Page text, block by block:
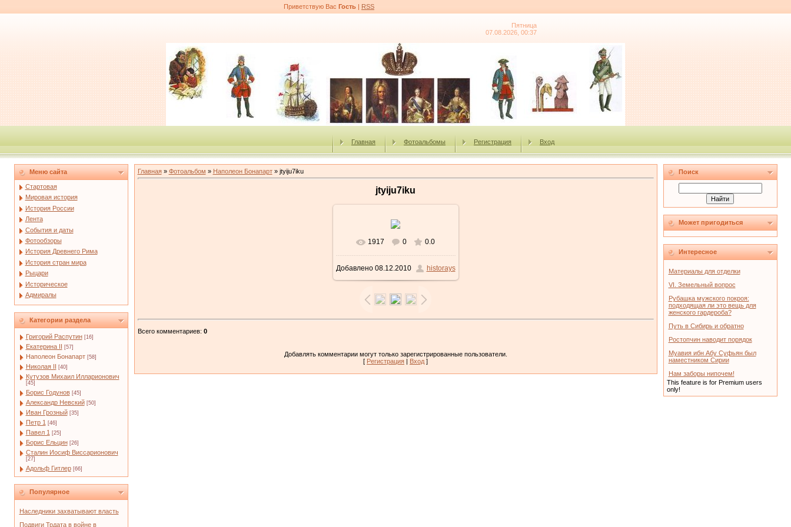
Приветствую Вас Гость | RSS
Пятница
07.08.2026, 00:37
Главная Фотоальбомы Регистрация Вход
Меню сайта
Стартовая
Мировая история
История России
Лента
События и даты
Фотообзоры
История Древнего Рима
История стран мира
Рыцари
Историческое
Адмиралы
Категории раздела
Григорий Распутин [16]
Екатерина II [57]
Наполеон Бонапарт [58]
Николая II [40]
Кутузов Михаил Илларионович
[45]
Борис Годунов [45]
Александр Невский [50]
Иван Грозный [35]
Петр 1 [46]
Павел 1 [25]
Борис Ельцин [26]
Сталин Иосиф Виссарионович
[27]
Адольф Гитлер [66]
Популярное
Наследники захватывают власть
Подвиги Трдата в войне в
Главная» Фотоальбом » Наполеон Бонапарт» jtyiju7iku
jtyiju7iku
1917 0 0.0
Добавлено08.12.2010 historays
Всего комментариев: 0
Добавлять комментарии могут только зарегистрированные пользователи.
[ Регистрация | Вход ]
Поиск
Может пригодиться
Интересное
Материалы для отделки
VI. Земельный вопрос
Рубашка мужского покроя:
подходящая ли это вещь для
женского гардероба?
Путь в Сибирь и обратно
Ростопчин наводит порядок
Муавия ибн Абу Суфьян был
наместником Сирии
Нам заборы нипочем!
This feature is for Premium users
only!